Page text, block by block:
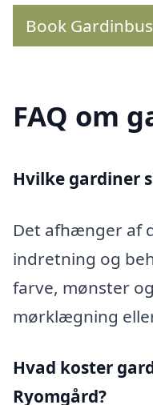
Book
FAQ om
Hvilke gardiner
Det afhænger af
indretning og
farve, mønster
mørklægning
Hvad koster
Ryomgård?